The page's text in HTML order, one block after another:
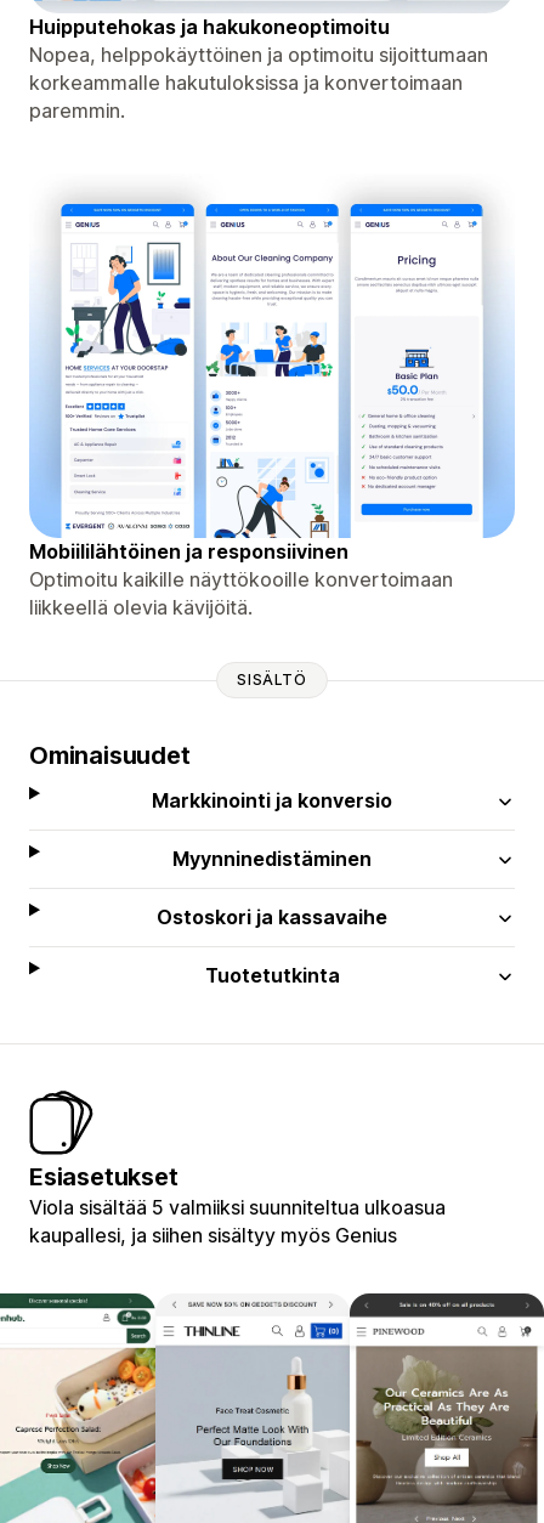
Huipputehokas ja hakukoneoptimoitu
Nopea, helppokäyttöinen ja optimoitu sijoittumaan
korkeammalle hakutuloksissa ja konvertoimaan
paremmin.
Mobiililähtöinen ja responsiivinen
Optimoitu kaikille näyttökooille konvertoimaan
liikkeellä olevia kävijöitä.
SISÄLTÖ
Ominaisuudet
Markkinointi ja konversio
Myynninedistäminen
Ostoskori ja kassavaihe
Tuotetutkinta
Esiasetukset
Viola sisältää 5 valmiiksi suunniteltua ulkoasua
kaupallesi, ja siihen sisältyy myös Genius